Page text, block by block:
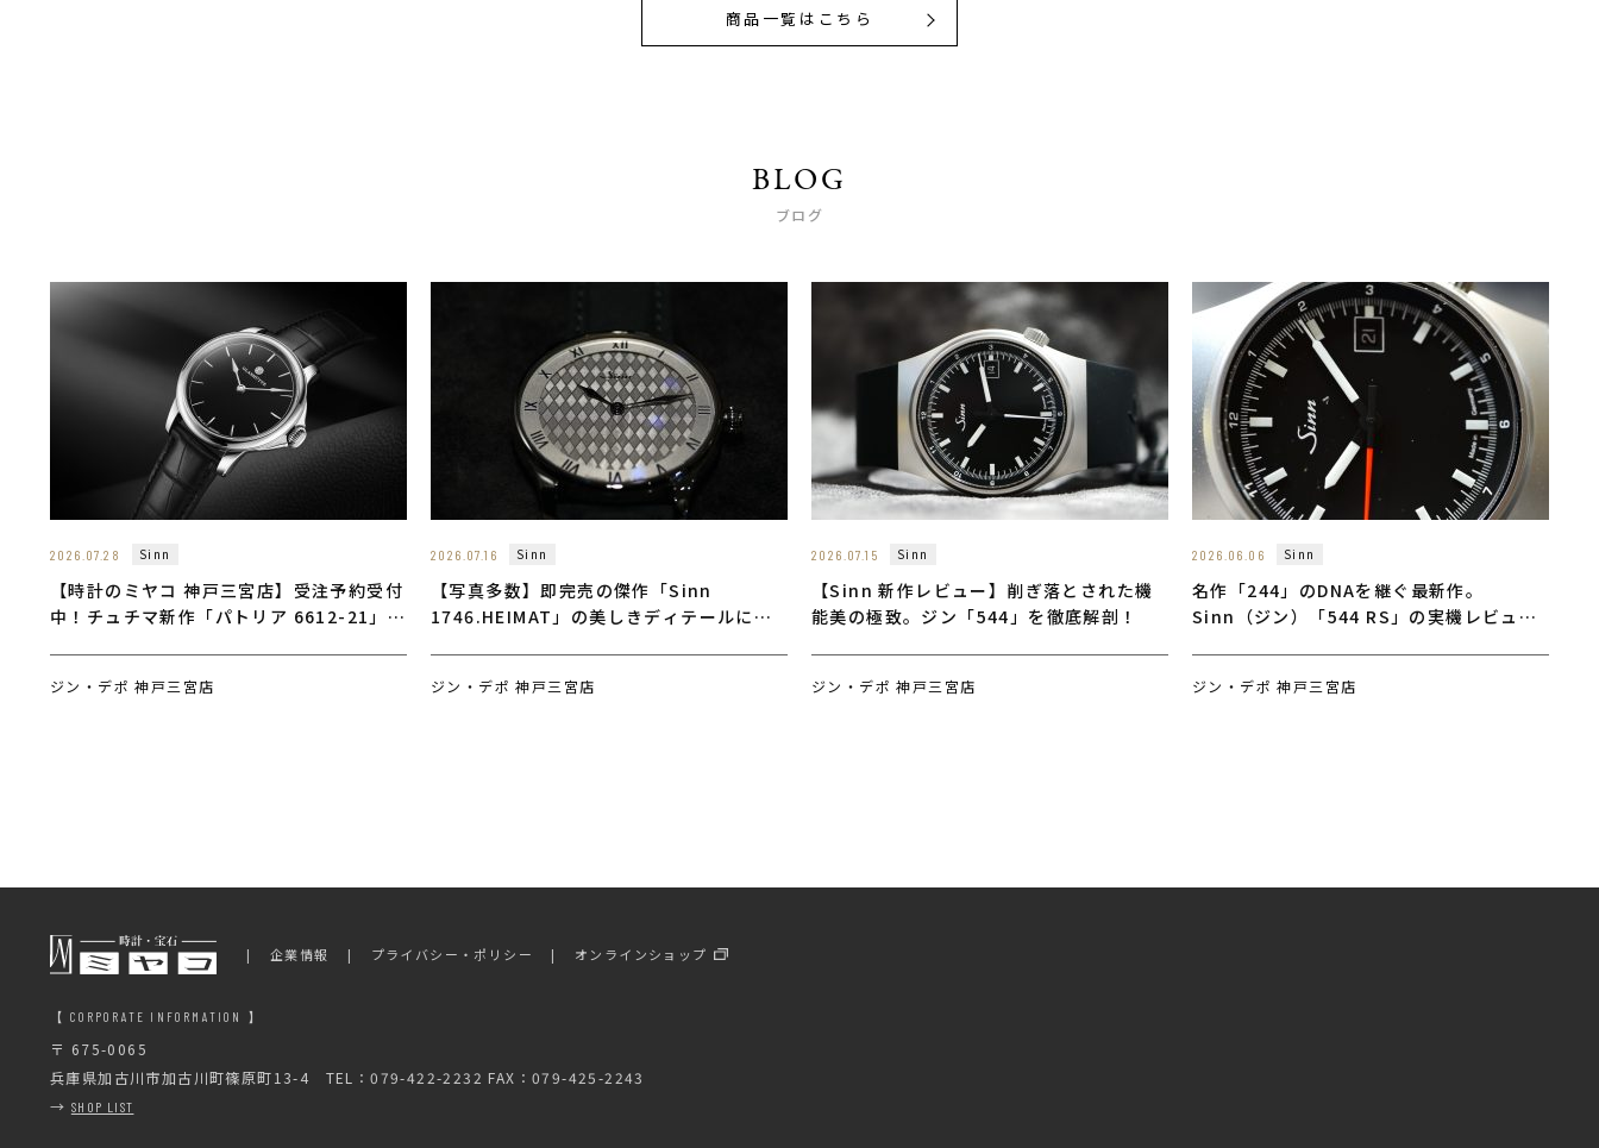
商品一覧はこちら
BLOG
ブログ
2026.07.28 Sinn
【時計のミヤコ 神戸三宮店】受注予約受付
中！チュチマ新作「パトリア 6612-21」究
ジン・デポ 神戸三宮店
2026.07.16 Sinn
【写真多数】即完売の傑作「Sinn
1746.HEIMAT」の美しきディテールに迫
ジン・デポ 神戸三宮店
2026.07.15 Sinn
【Sinn 新作レビュー】削ぎ落とされた機
能美の極致。ジン「544」を徹底解剖！
ジン・デポ 神戸三宮店
2026.06.06 Sinn
名作「244」のDNAを継ぐ最新作。
Sinn（ジン）「544 RS」の実機レビュ
ジン・デポ 神戸三宮店
企業情報 プライバシー・ポリシー オンラインショップ
【 CORPORATE INFORMATION 】
〒 675-0065
兵庫県加古川市加古川町篠原町13-4 TEL：079-422-2232 FAX：079-425-2243
→ SHOP LIST